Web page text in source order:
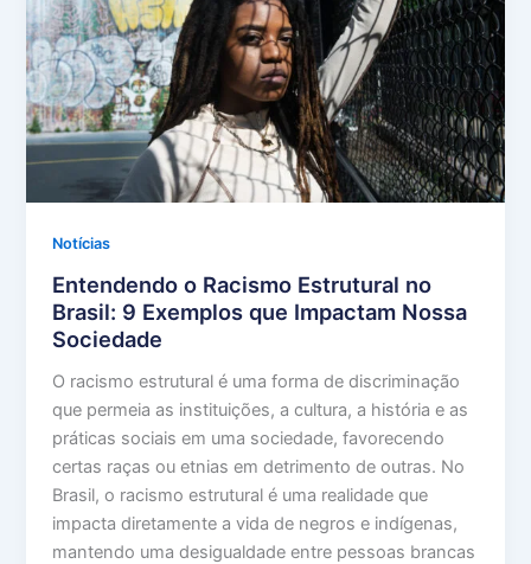
Notícias
Entendendo o Racismo Estrutural no
Brasil: 9 Exemplos que Impactam Nossa
Sociedade
O racismo estrutural é uma forma de discriminação
que permeia as instituições, a cultura, a história e as
práticas sociais em uma sociedade, favorecendo
certas raças ou etnias em detrimento de outras. No
Brasil, o racismo estrutural é uma realidade que
impacta diretamente a vida de negros e indígenas,
mantendo uma desigualdade entre pessoas brancas